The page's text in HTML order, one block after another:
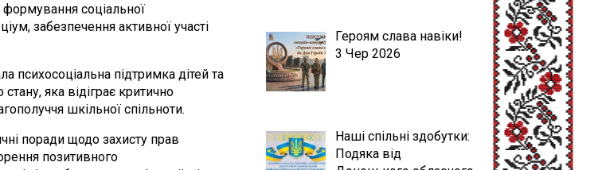
соціальної
забезпечення активної участі
психосоціальна підтримка дітей та
яка відіграє критично
шкільної спільноти.
поради щодо захисту прав
позитивного
Героям слава навіки!
3 Чер 2026
Наші спільні здобутки:
Подяка від